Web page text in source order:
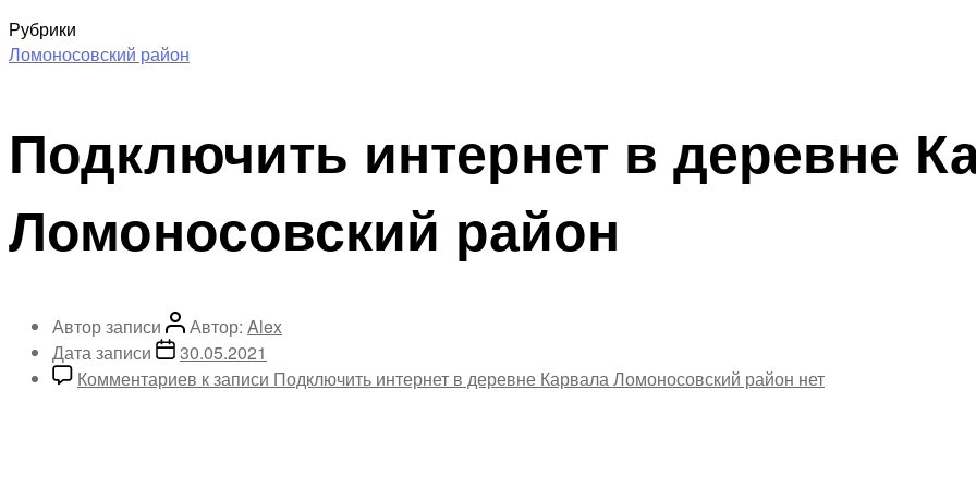
Рубрики
Ломоносовский район
Подключить интернет в деревне
Ломоносовский район
Автор записи Автор: Alex
Дата записи
30.05.2021
Комментариев к записи Подключить интернет в деревне Карвала Ломоносовский район нет